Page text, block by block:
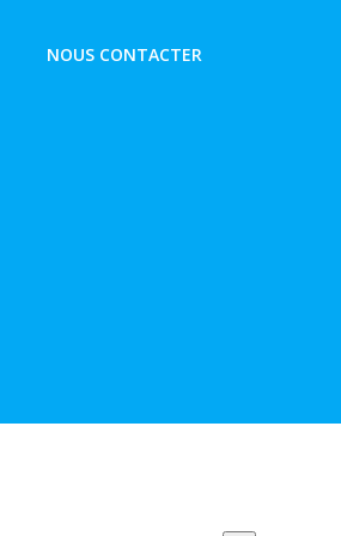
NOUS CONTACTER